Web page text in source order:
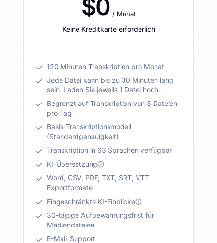
$0 / Monat
Keine Kreditkarte erforderlich
120 Minuten Transkription pro Monat
Jede Datei kann bis zu 30 Minuten lang
sein. Laden Sie jeweils 1 Datei hoch.
Begrenzt auf Transkription von 3 Dateien
pro Tag
Basis-Transkriptionsmodell
(Standardgenauigkeit)
Transkription in 63 Sprachen verfügbar
KI-Übersetzung
Word, CSV, PDF, TXT, SRT, VTT
Exportformate
Eingeschränkte KI-Einblicke
30-tägige Aufbewahrungsfrist für
Mediendateien
E-Mail-Support